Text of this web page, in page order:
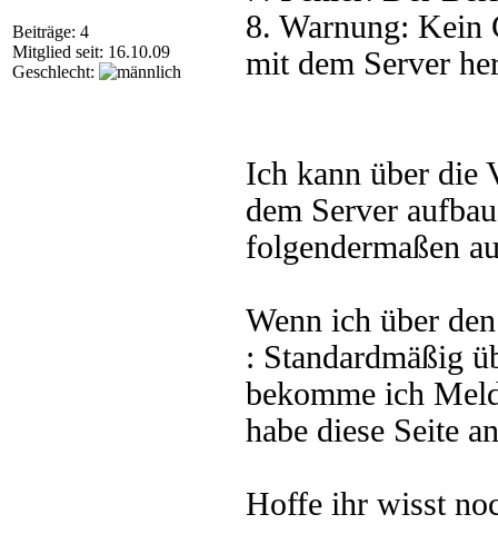
Beiträge: 4
Mitglied seit: 16.10.09
Geschlecht:
8. Warnung: Kein
mit dem Server
Ich kann über die
dem Server
folgendermaßen
Wenn ich über
: Standardmäßig
bekomme ich
habe diese Seite
Hoffe ihr wisst